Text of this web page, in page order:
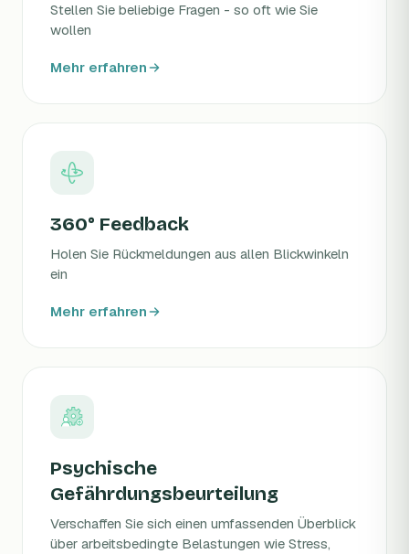
Stellen Sie beliebige Fragen - so oft wie Sie
wollen
Mehr erfahren
360° Feedback
Holen Sie Rückmeldungen aus allen Blickwinkeln
ein
Mehr erfahren
Psychische
Gefährdungsbeurteilung
Verschaffen Sie sich einen umfassenden Überblick
über arbeitsbedingte Belastungen wie Stress,